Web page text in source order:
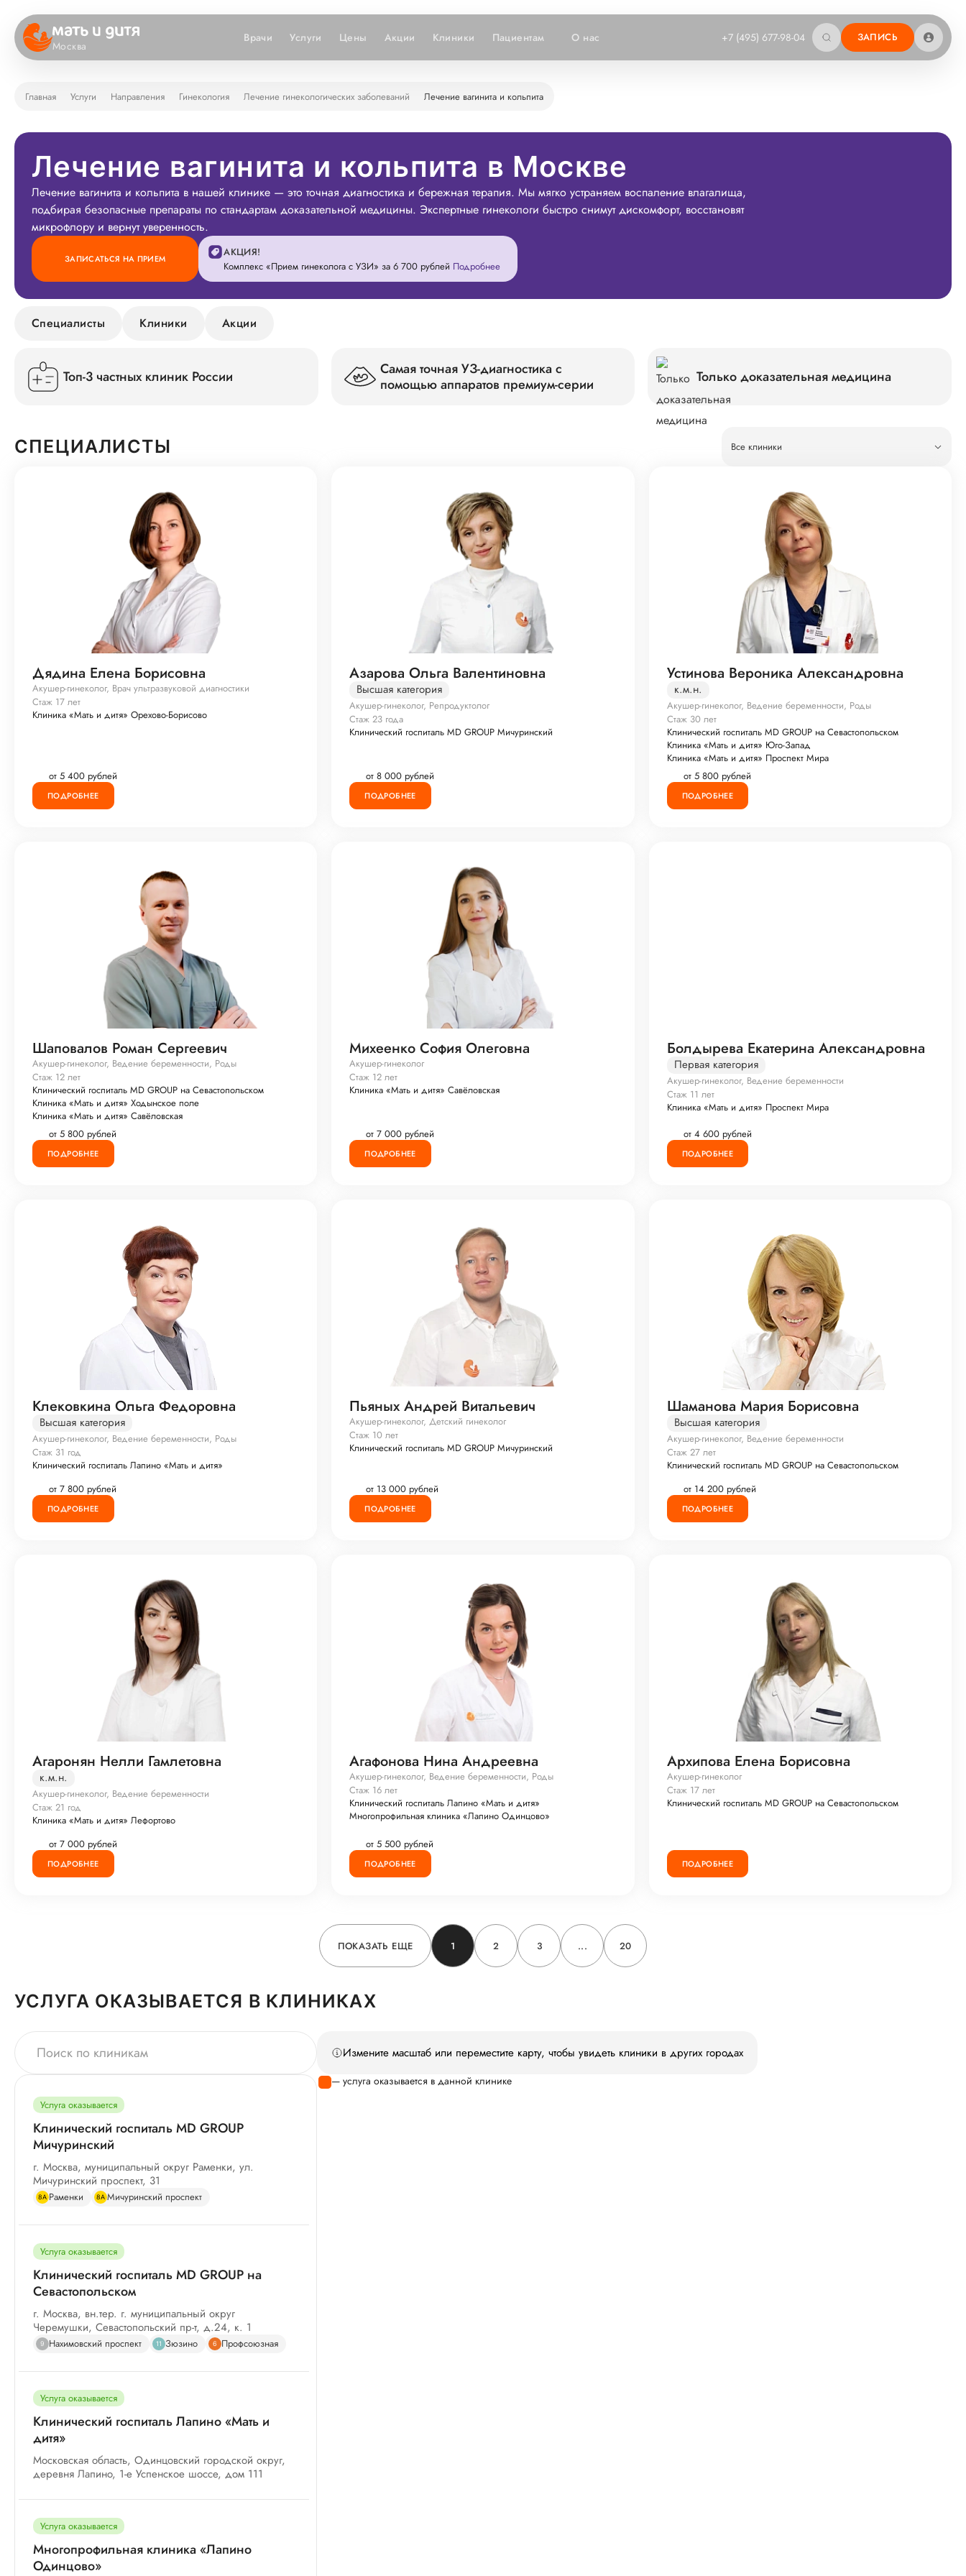
Москва
Врачи Услуги Цены Акции Клиники Пациентам О нас +7 (495) 677-98-04 ЗАПИСЬ
Главная Услуги Направления Гинекология Лечение гинекологических заболеваний Лечение вагинита и кольпита
Лечение вагинита и кольпита в Москве
Лечение вагинита и кольпита в нашей клинике — это точная диагностика и бережная терапия. Мы мягко устраняем воспаление влагалища,
подбирая безопасные препараты по стандартам доказательной медицины. Экспертные гинекологи быстро снимут дискомфорт, восстановят
микрофлору и вернут уверенность.
ЗАПИСАТЬСЯ НА ПРИЕМ
АКЦИЯ!
Комплекс «Прием гинеколога с УЗИ» за 6 700 рублей Подробнее
Специалисты Клиники Акции
Топ-3 частных клиник России
Самая точная УЗ-диагностика с
помощью аппаратов премиум-серии
Только доказательная медицина
СПЕЦИАЛИСТЫ Все клиники
Дядина Елена Борисовна
Акушер-гинеколог, Врач ультразвуковой диагностики
Стаж 17 лет
Клиника «Мать и дитя» Орехово-Борисово
от 5 400 рублей
ПОДРОБНЕЕ
Азарова Ольга Валентиновна
Высшая категория
Акушер-гинеколог, Репродуктолог
Стаж 23 года
Клинический госпиталь MD GROUP Мичуринский
от 8 000 рублей
ПОДРОБНЕЕ
Устинова Вероника Александровна
к.м.н.
Акушер-гинеколог, Ведение беременности, Роды
Стаж 30 лет
Клинический госпиталь MD GROUP на Севастопольском
Клиника «Мать и дитя» Юго-Запад
Клиника «Мать и дитя» Проспект Мира
от 5 800 рублей
ПОДРОБНЕЕ
Шаповалов Роман Сергеевич
Акушер-гинеколог, Ведение беременности, Роды
Стаж 12 лет
Клинический госпиталь MD GROUP на Севастопольском
Клиника «Мать и дитя» Ходынское поле
Клиника «Мать и дитя» Савёловская
от 5 800 рублей
ПОДРОБНЕЕ
Михеенко София Олеговна
Акушер-гинеколог
Стаж 12 лет
Клиника «Мать и дитя» Савёловская
от 7 000 рублей
ПОДРОБНЕЕ
Болдырева Екатерина Александровна
Первая категория
Акушер-гинеколог, Ведение беременности
Стаж 11 лет
Клиника «Мать и дитя» Проспект Мира
от 4 600 рублей
ПОДРОБНЕЕ
Клековкина Ольга Федоровна
Высшая категория
Акушер-гинеколог, Ведение беременности, Роды
Стаж 31 год
Клинический госпиталь Лапино «Мать и дитя»
от 7 800 рублей
ПОДРОБНЕЕ
Пьяных Андрей Витальевич
Акушер-гинеколог, Детский гинеколог
Стаж 10 лет
Клинический госпиталь MD GROUP Мичуринский
от 13 000 рублей
ПОДРОБНЕЕ
Шаманова Мария Борисовна
Высшая категория
Акушер-гинеколог, Ведение беременности
Стаж 27 лет
Клинический госпиталь MD GROUP на Севастопольском
от 14 200 рублей
ПОДРОБНЕЕ
Агаронян Нелли Гамлетовна
к.м.н.
Акушер-гинеколог, Ведение беременности
Стаж 21 год
Клиника «Мать и дитя» Лефортово
от 7 000 рублей
ПОДРОБНЕЕ
Агафонова Нина Андреевна
Акушер-гинеколог, Ведение беременности, Роды
Стаж 16 лет
Клинический госпиталь Лапино «Мать и дитя»
Многопрофильная клиника «Лапино Одинцово»
от 5 500 рублей
ПОДРОБНЕЕ
Архипова Елена Борисовна
Акушер-гинеколог
Стаж 17 лет
Клинический госпиталь MD GROUP на Севастопольском
ПОДРОБНЕЕ
ПОКАЗАТЬ ЕЩЕ 1 2 3 ... 20
УСЛУГА ОКАЗЫВАЕТСЯ В КЛИНИКАХ
Услуга оказывается
Клинический госпиталь MD GROUP
Мичуринский
г. Москва, муниципальный округ Раменки, ул.
Мичуринский проспект, 31
8А Раменки 8А Мичуринский проспект
Услуга оказывается
Клинический госпиталь MD GROUP на
Севастопольском
г. Москва, вн.тер. г. муниципальный округ
Черемушки, Севастопольский пр-т, д.24, к. 1
9 Нахимовский проспект 11 Зюзино 6 Профсоюзная
Услуга оказывается
Клинический госпиталь Лапино «Мать и
дитя»
Московская область, Одинцовский городской округ,
деревня Лапино, 1-е Успенское шоссе, дом 111
Услуга оказывается
Многопрофильная клиника «Лапино
Одинцово»
Измените масштаб или переместите карту, чтобы увидеть клиники в других городах
— услуга оказывается в данной клинике